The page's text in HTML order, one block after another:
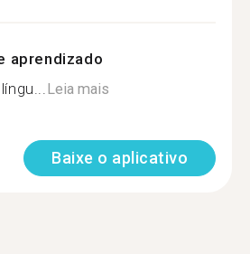
aprendizado
Leia mais
Baixe o aplicativo